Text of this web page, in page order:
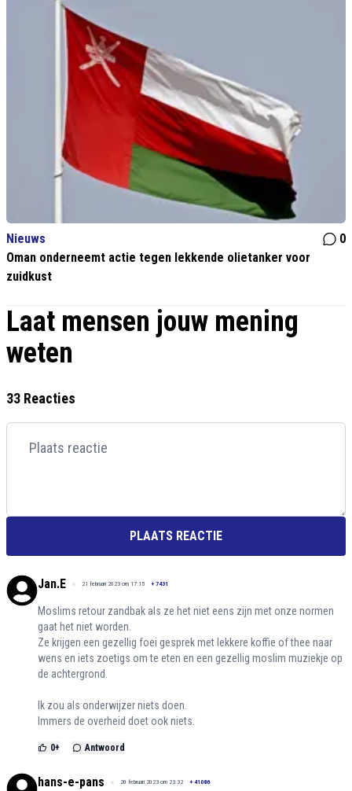
Nieuws
0
Oman onderneemt actie tegen lekkende olietanker voor
zuidkust
Laat mensen jouw mening
weten
33 Reacties
PLAATS REACTIE
Jan.E 21 februari 2023 om 17:15 + 7431
Moslims retour zandbak als ze het niet eens zijn met onze normen
gaat het niet worden.
Ze krijgen een gezellig foei gesprek met lekkere koffie of thee naar
wens en iets zoetigs om te eten en een gezellig moslim muziekje op
de achtergrond.
Ik zou als onderwijzer niets doen.
Immers de overheid doet ook niets.
0+ Antwoord
hans-e-pans 20 februari 2023 om 23:32 + 41086